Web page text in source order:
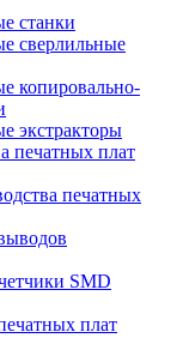
станки
сверлильные
копировально-
экстракторы
печатных плат
печатных
SMD
плат